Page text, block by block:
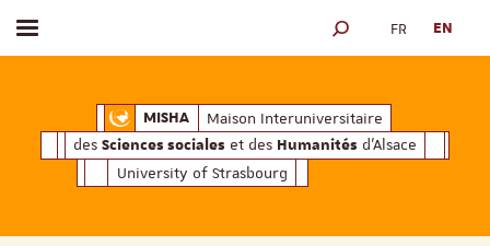
MISHAMaison Interuniversitaire des
Maison Interuniversitaire
des Sciences sociales et des Humanités d'Alsace
University of Strasbourg
Toggle menu SEARCH ENGINE
FR EN